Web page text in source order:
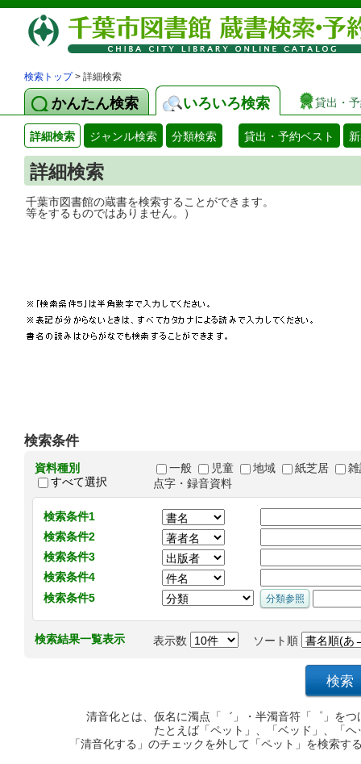
検索トップ> 詳細検索
かんたん検索 いろいろ検索 貸出・
詳細検索 ジャンル検索 分類検索 貸出・予約ベスト
詳細検索
千葉市図書館の蔵書を検索することがで
等をするものではありません。）
検索条件
資料種別
すべて選択
一般 児童 地域 紙芝居
点字・録音資料
検索条件1
検索条件2
検索条件3
検索条件4
検索条件5
検索結果一覧表示 表示数 ソート順
清音化とは、仮名に濁点「゛」・半濁音符「゜」を
たとえば「ペット」、「ベッド」、「
「清音化する」のチェックを外して「ペット」を検索